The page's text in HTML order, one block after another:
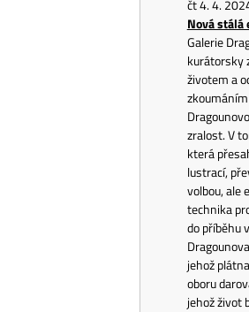
čt 4. 4.
Nová stálá
Galerie
kurátorsky
životem a
zralost. V
která
lustrací,
volbou, ale
technika
do příběhu
jehož
oboru
jehož život